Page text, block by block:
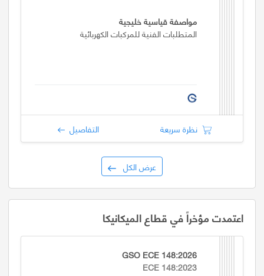
مواصفة قياسية خليجية
المتطلبات الفنية للمركبات الكهربائية
نظرة سريعة التفاصيل
عرض الكل
اعتمدت مؤخراً في قطاع الميكانيكا
GSO ECE 148:2026
ECE 148:2023